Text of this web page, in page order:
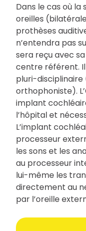
Dans le cas où
oreilles
prothèses
n’entendra pas
sera reçu avec
centre référent.
pluri-disciplinaire
orthophoniste).
implant
l’hôpital et
L’implant
processeur
les sons et les
au processeur
lui-même les
directement au
par l’oreille